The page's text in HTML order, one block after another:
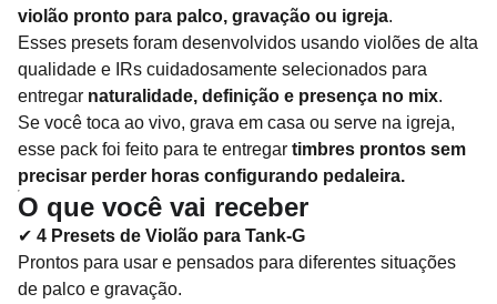
violão pronto para palco, gravação ou igreja.
Esses presets foram desenvolvidos usando violões de alta
qualidade e IRs cuidadosamente selecionados para
entregar naturalidade, definição e presença no mix.
Se você toca ao vivo, grava em casa ou serve na igreja,
esse pack foi feito para te entregar timbres prontos sem
precisar perder horas configurando pedaleira.
O que você vai receber
✔ 4 Presets de Violão para Tank-G
Prontos para usar e pensados para diferentes situações
de palco e gravação.